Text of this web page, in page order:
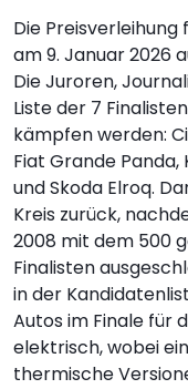
Die
am 9. Januar 2026
Die Juroren,
Liste der 7
kämpfen werden:
Fiat Grande Panda,
und Skoda Elroq.
Kreis zurück,
2008 mit dem 500
Finalisten
in der
Autos im Finale für
elektrisch, wobei
thermische